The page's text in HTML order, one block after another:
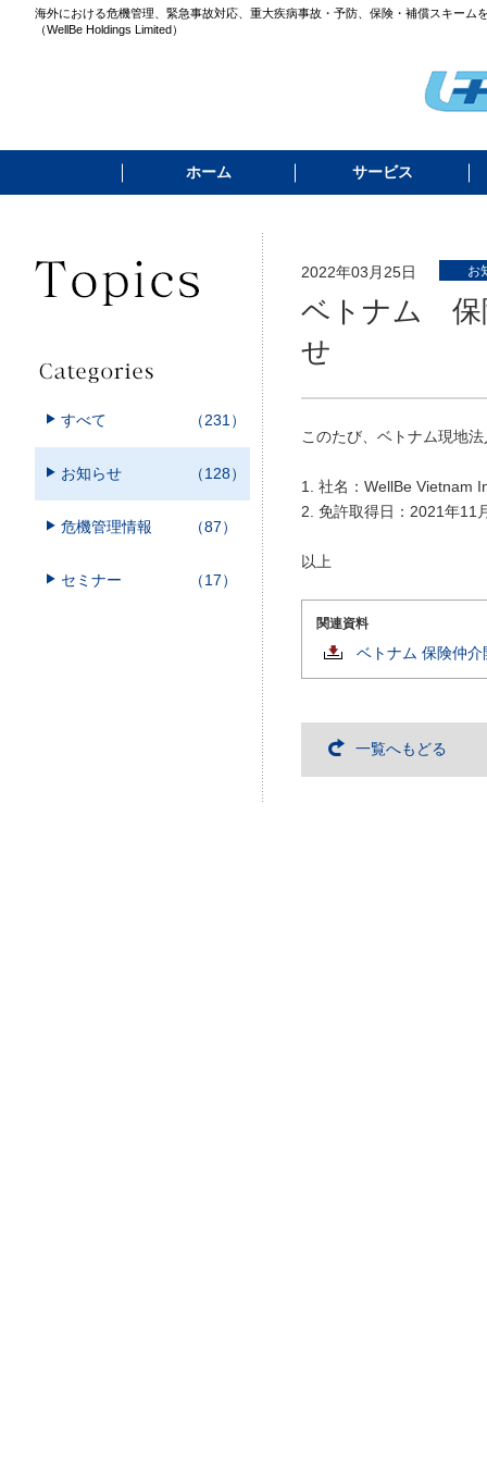
海外における危機管理、緊急事故対応、重大疾病事故・予防、保険・補償スキーム
（WellBe Holdings Limited）
ホーム サービス
すべて （231）
お知らせ （128）
危機管理情報 （87）
セミナー （17）
2022年03月25日 お
ベトナム 保
せ
このたび、ベトナム現地
1. 社名：WellBe Vietnam
2. 免許取得日：2021年11
以上
関連資料
ベトナム 保険仲
一覧へもどる